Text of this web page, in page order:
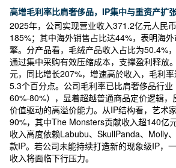
高增毛利率比肩奢侈品，IP集中与重资产扩
2025年，公司实现营业收入371.2亿元人民
185%；其中海外销售占比达44%，表明海
擎。分产品看，毛绒产品收入占比为50.4%
通过集中采购有效压缩成本，支撑盈利释放
元，同比增长207%，增速高於收入，毛利
5.3个百分点。公司毛利率已比肩奢侈品行业
60%-80%），显着超越普通商品定价逻辑
价值驱动的高溢价能力。从IP结构看，艺术
90%，其中The Monsters贡献收入超140亿
收入高度依赖Labubu、SkullPanda、Molly
款IP。若公司未能持续打造新的现象级IP，
收入将面临下行压力。